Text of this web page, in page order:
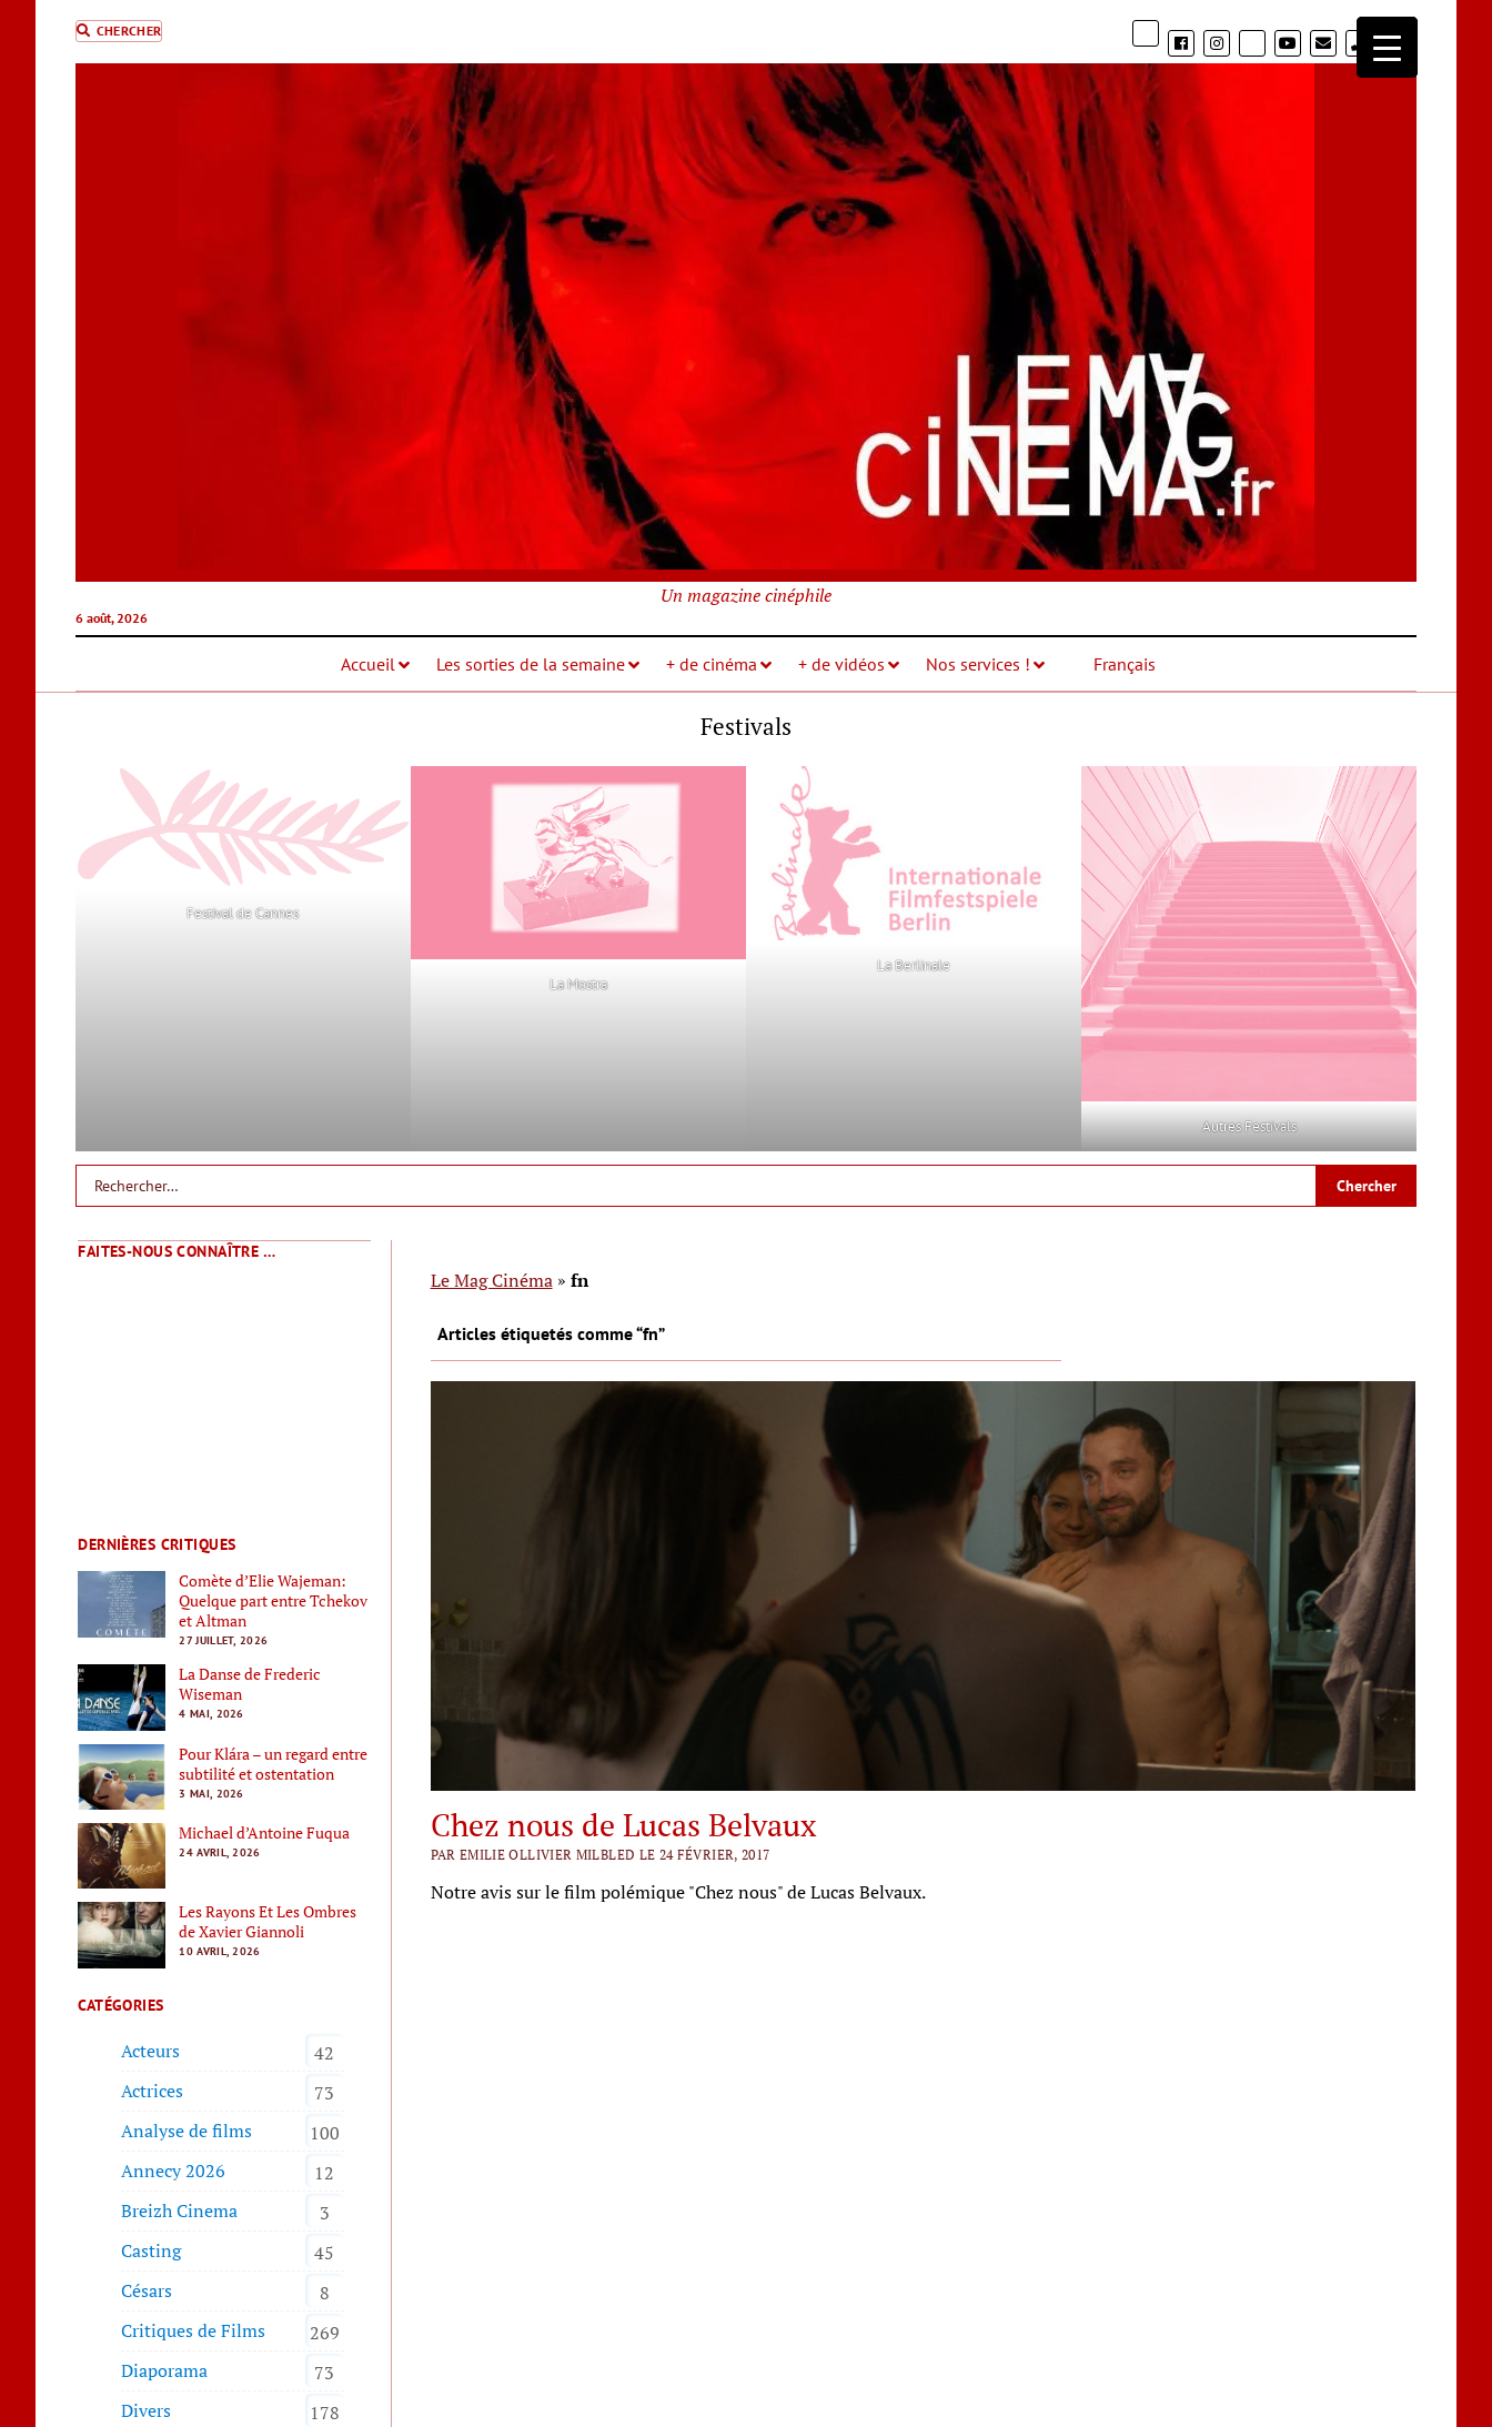
CHERCHER phone
6 août, 2026
Un magazine cinéphile
Accueil Les sorties de la semaine + de cinéma + de vidéos Nos services ! Français
Festivals
Festival de Cannes
La Mostra
La Berlinale
Autres Festivals
FAITES-NOUS CONNAÎTRE …
DERNIÈRES CRITIQUES
Comète d’Elie Wajeman:
Quelque part entre Tchekov
et Altman
27 JUILLET, 2026
La Danse de Frederic
Wiseman
4 MAI, 2026
Pour Klára – un regard entre
subtilité et ostentation
3 MAI, 2026
Michael d’Antoine Fuqua
24 AVRIL, 2026
Les Rayons Et Les Ombres
de Xavier Giannoli
10 AVRIL, 2026
CATÉGORIES
Acteurs
42
Actrices
73
Analyse de films
100
Annecy 2026
12
Breizh Cinema
3
Casting
45
Césars
8
Critiques de Films
269
Diaporama
73
Divers
178
Le Mag Cinéma» fn
Articles étiquetés comme “fn”
Chez nous de Lucas Belvaux
PAR EMILIE OLLIVIER MILBLED LE 24 FÉVRIER, 2017
Notre avis sur le film polémique "Chez nous" de Lucas Belvaux.